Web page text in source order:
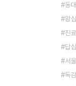
동
왕
진
답
서
독감